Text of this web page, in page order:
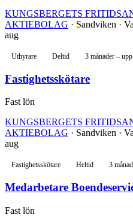
KUNGSBERGETS
AKTIEBOLAG · Sandviken ·
aug
Uthyrare Deltid 3 månader –
Fastighetsskötare
Fast lön
KUNGSBERGETS
AKTIEBOLAG · Sandviken ·
aug
Fastighetsskötare Heltid 3
Medarbetare
Fast lön